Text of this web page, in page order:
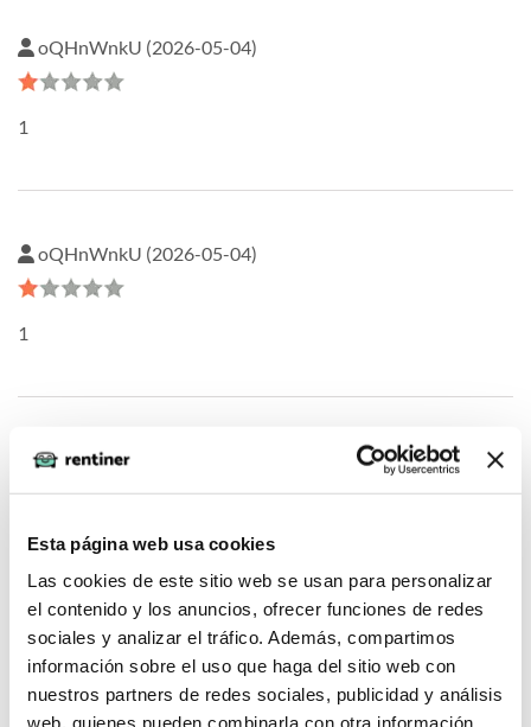
Esta página web usa cookies
Las cookies de este sitio web se usan para personalizar
el contenido y los anuncios, ofrecer funciones de redes
sociales y analizar el tráfico. Además, compartimos
información sobre el uso que haga del sitio web con
nuestros partners de redes sociales, publicidad y análisis
web, quienes pueden combinarla con otra información
oQHnWnkU (2026-05-04)
1
oQHnWnkU (2026-05-04)
1
oQHnWnkU (2026-05-04)
1*973*968*0
oQHnWnkU (2026-05-04)